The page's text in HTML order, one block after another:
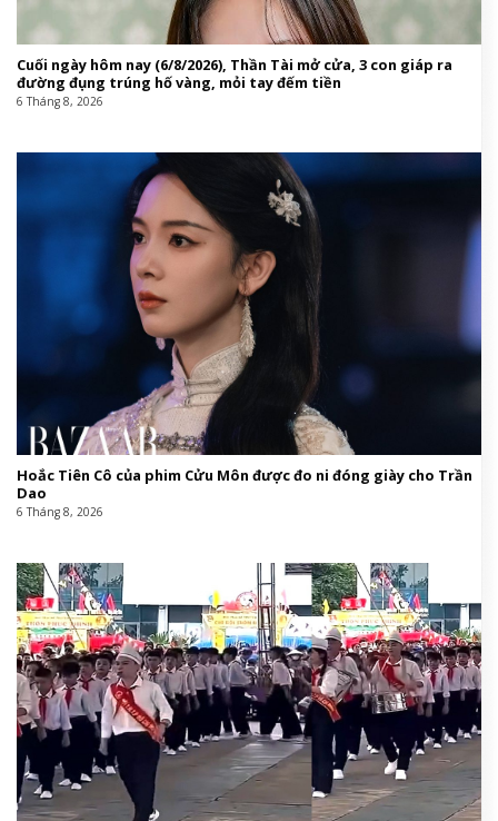
Cuối ngày hôm nay (6/8/2026), Thần Tài mở cửa, 3 con giáp ra
đường đụng trúng hố vàng, mỏi tay đếm tiền
6 Tháng 8, 2026
Hoắc Tiên Cô của phim Cửu Môn được đo ni đóng giày cho Trần
Dao
6 Tháng 8, 2026